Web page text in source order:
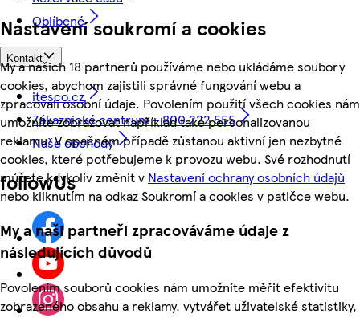
Nastavení soukromí a cookies
My a našich 18 partnerů používáme nebo ukládáme soubory
cookies, abychom zajistili správné fungování webu a
zpracovali osobní údaje. Povolením použití všech cookies nám
umožníte zobrazovat například také personalizovanou
reklamu. V opačném případě zůstanou aktivní jen nezbytné
cookies, které potřebujeme k provozu webu. Své rozhodnutí
můžete kdykoliv změnit v Nastavení ochrany osobních údajů
nebo kliknutím na odkaz Soukromí a cookies v patičce webu.
My a naši partneři zpracováváme údaje z
následujících důvodů
Povolením souborů cookies nám umožníte měřit efektivitu
zobrazeného obsahu a reklamy, vytvářet uživatelské statistiky,
Oblíbené
Kontakt
itesco.cz
Zákaznické centrum - 800 222 555
Naše obchody
followUs